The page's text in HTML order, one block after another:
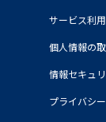
サービス利
個人情報の
情報セキュ
プライバシ